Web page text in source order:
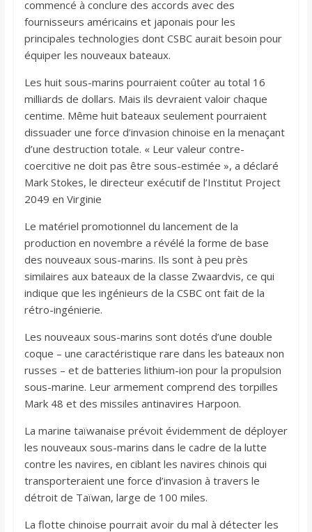
commencé à conclure des accords avec des
fournisseurs américains et japonais pour les
principales technologies dont CSBC aurait besoin pour
équiper les nouveaux bateaux.
Les huit sous-marins pourraient coûter au total 16
milliards de dollars. Mais ils devraient valoir chaque
centime. Même huit bateaux seulement pourraient
dissuader une force d’invasion chinoise en la menaçant
d’une destruction totale. « Leur valeur contre-
coercitive ne doit pas être sous-estimée », a déclaré
Mark Stokes, le directeur exécutif de l’Institut Project
2049 en Virginie
Le matériel promotionnel du lancement de la
production en novembre a révélé la forme de base
des nouveaux sous-marins. Ils sont à peu près
similaires aux bateaux de la classe Zwaardvis, ce qui
indique que les ingénieurs de la CSBC ont fait de la
rétro-ingénierie.
Les nouveaux sous-marins sont dotés d’une double
coque – une caractéristique rare dans les bateaux non
russes – et de batteries lithium-ion pour la propulsion
sous-marine. Leur armement comprend des torpilles
Mark 48 et des missiles antinavires Harpoon.
La marine taïwanaise prévoit évidemment de déployer
les nouveaux sous-marins dans le cadre de la lutte
contre les navires, en ciblant les navires chinois qui
transporteraient une force d’invasion à travers le
détroit de Taïwan, large de 100 miles.
La flotte chinoise pourrait avoir du mal à détecter les